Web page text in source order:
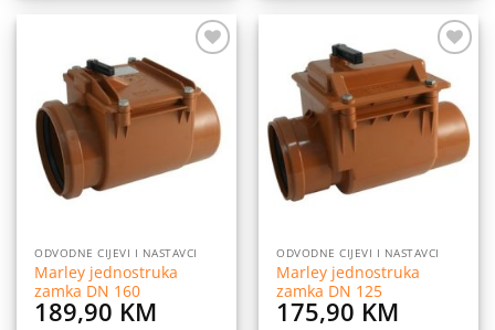
na
listu
želja
ODVODNE CIJEVI I NASTAVCI
Marley jednostruka
zamka DN 160
189,90 KM
na
listu
želja
ODVODNE CIJEVI I NASTAVCI
Marley jednostruka
zamka DN 125
175,90 KM